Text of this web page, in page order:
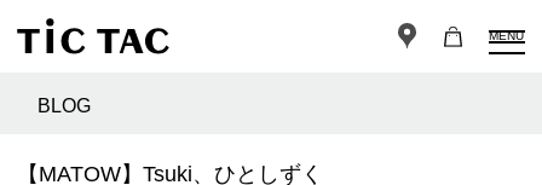
MENU
BLOG
【MATOW】Tsuki、ひとしずく